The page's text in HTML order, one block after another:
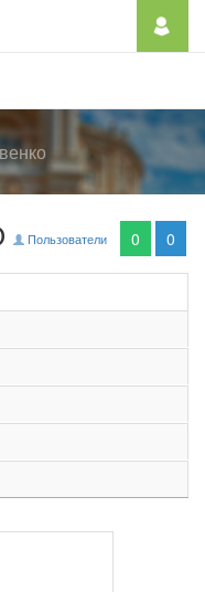
Пользователи 0 0